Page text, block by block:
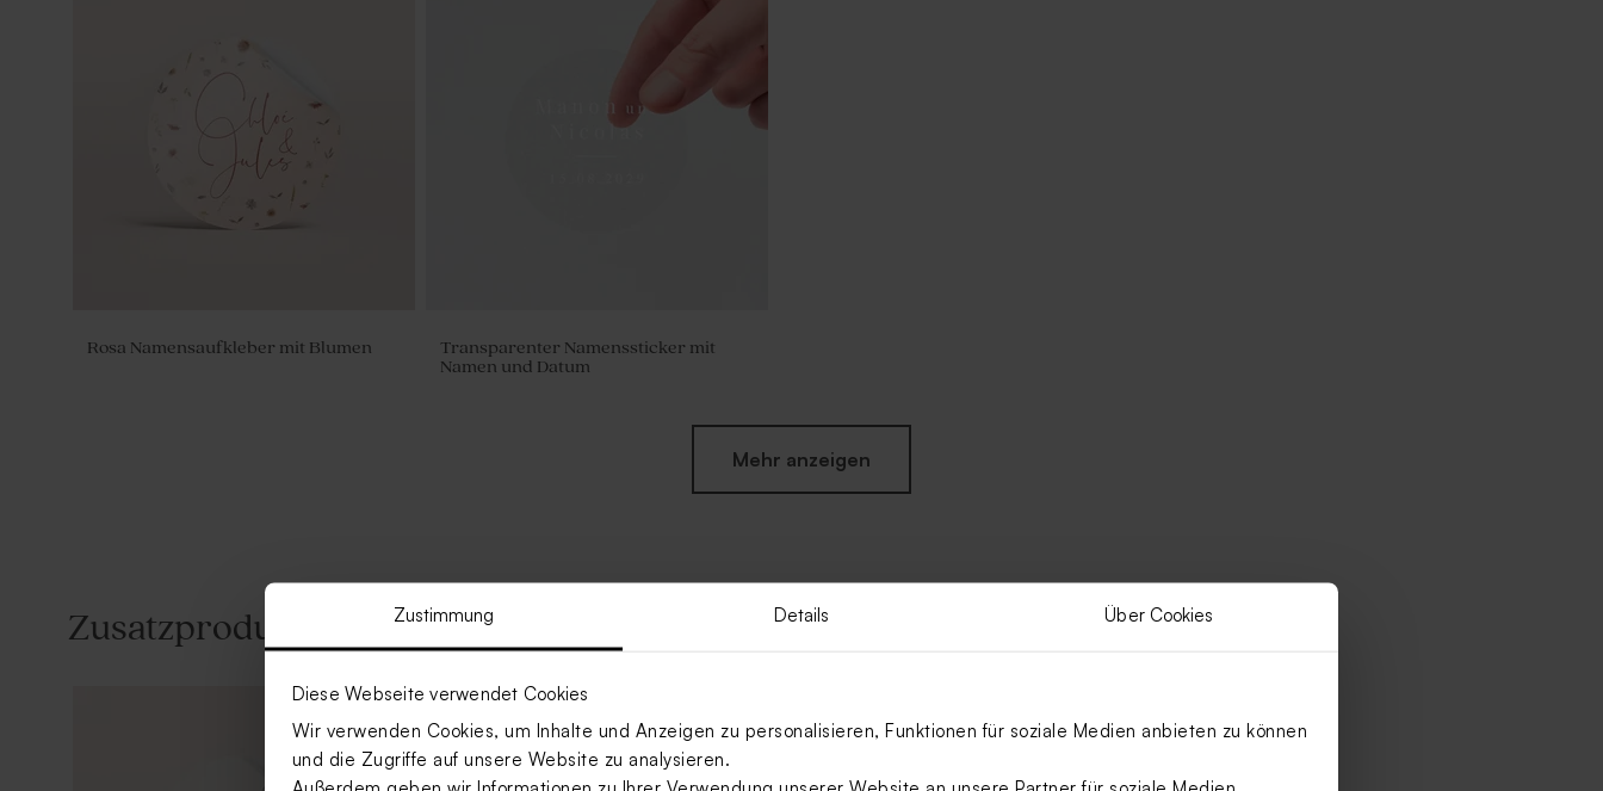
Zustimmung Details Über Cookies
Diese Webseite verwendet Cookies
Wir verwenden Cookies, um Inhalte und Anzeigen zu personalisieren, Funktionen für soziale Medien anbieten zu können
und die Zugriffe auf unsere Website zu analysieren.
Rosa Namensaufkleber mit Blumen
Transparenter Namenssticker mit
Namen und Datum
Mehr anzeigen
Zusatzprodukte